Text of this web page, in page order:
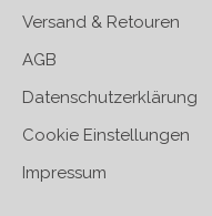
Versand & Retouren
AGB
Datenschutzerklärung
Cookie Einstellungen
Impressum